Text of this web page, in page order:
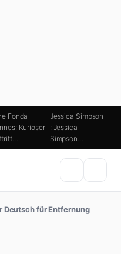
Fonda
Kurioser
Jessica Simpson
: Jessica
Simpson…
Deutsch für Entfernung